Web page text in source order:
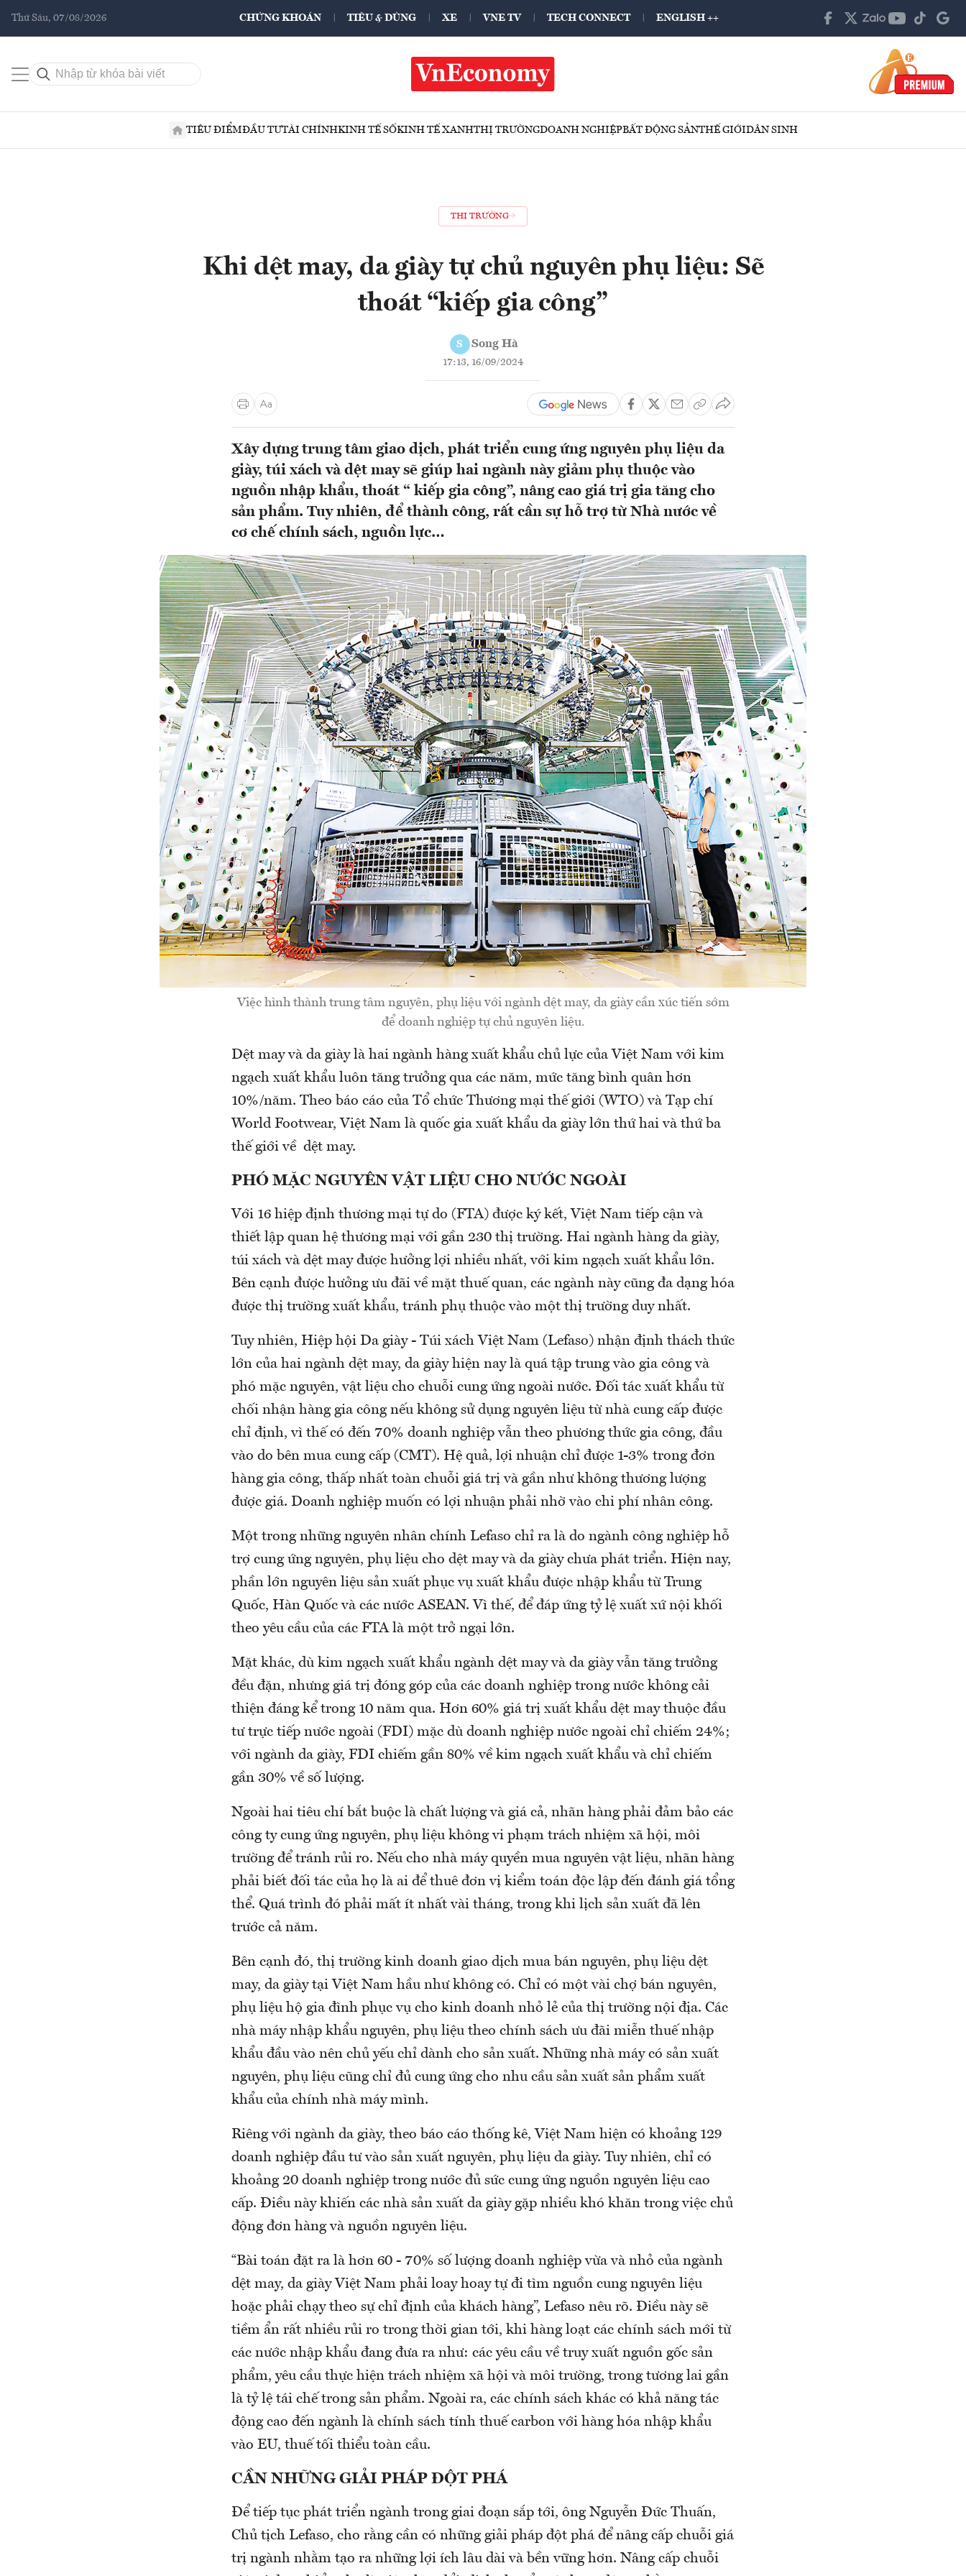
Thứ Sáu, 07/08/2026 CHỨNG KHOÁN TIÊU & DÙNG XE VNE TV TECH CONNECT ENGLISH ++
TIÊU ĐIỂMĐẦU TƯTÀI CHÍNHKINH TẾ SỐKINH TẾ XANHTHỊ TRƯỜNGDOANH NGHIỆPBẤT ĐỘNG SẢNTHẾ GIỚIDÂN SINH
THỊ TRƯỜNG
Khi dệt may, da giày tự chủ nguyên phụ liệu: Sẽ
thoát “kiếp gia công”
S Song Hà
17:13, 16/09/2024
Xây dựng trung tâm giao dịch, phát triển cung ứng nguyên phụ liệu da
giày, túi xách và dệt may sẽ giúp hai ngành này giảm phụ thuộc vào
nguồn nhập khẩu, thoát “ kiếp gia công”, nâng cao giá trị gia tăng cho
sản phẩm. Tuy nhiên, để thành công, rất cần sự hỗ trợ từ Nhà nước về
cơ chế chính sách, nguồn lực…
Việc hình thành trung tâm nguyên, phụ liệu với ngành dệt may, da giày cần xúc tiến sớm
để doanh nghiệp tự chủ nguyên liệu.
Dệt may và da giày là hai ngành hàng xuất khẩu chủ lực của Việt Nam với kim
ngạch xuất khẩu luôn tăng trưởng qua các năm, mức tăng bình quân hơn
10%/năm. Theo báo cáo của Tổ chức Thương mại thế giới (WTO) và Tạp chí
World Footwear, Việt Nam là quốc gia xuất khẩu da giày lớn thứ hai và thứ ba
thế giới về dệt may.
PHÓ MẶC NGUYÊN VẬT LIỆU CHO NƯỚC NGOÀI
Với 16 hiệp định thương mại tự do (FTA) được ký kết, Việt Nam tiếp cận và
thiết lập quan hệ thương mại với gần 230 thị trường. Hai ngành hàng da giày,
túi xách và dệt may được hưởng lợi nhiều nhất, với kim ngạch xuất khẩu lớn.
Bên cạnh được hưởng ưu đãi về mặt thuế quan, các ngành này cũng đa dạng hóa
được thị trường xuất khẩu, tránh phụ thuộc vào một thị trường duy nhất.
Tuy nhiên, Hiệp hội Da giày - Túi xách Việt Nam (Lefaso) nhận định thách thức
lớn của hai ngành dệt may, da giày hiện nay là quá tập trung vào gia công và
phó mặc nguyên, vật liệu cho chuỗi cung ứng ngoài nước. Đối tác xuất khẩu từ
chối nhận hàng gia công nếu không sử dụng nguyên liệu từ nhà cung cấp được
chỉ định, vì thế có đến 70% doanh nghiệp vẫn theo phương thức gia công, đầu
vào do bên mua cung cấp (CMT). Hệ quả, lợi nhuận chỉ được 1-3% trong đơn
hàng gia công, thấp nhất toàn chuỗi giá trị và gần như không thương lượng
được giá. Doanh nghiệp muốn có lợi nhuận phải nhờ vào chi phí nhân công.
Một trong những nguyên nhân chính Lefaso chỉ ra là do ngành công nghiệp hỗ
trợ cung ứng nguyên, phụ liệu cho dệt may và da giày chưa phát triển. Hiện nay,
phần lớn nguyên liệu sản xuất phục vụ xuất khẩu được nhập khẩu từ Trung
Quốc, Hàn Quốc và các nước ASEAN. Vì thế, để đáp ứng tỷ lệ xuất xứ nội khối
theo yêu cầu của các FTA là một trở ngại lớn.
Mặt khác, dù kim ngạch xuất khẩu ngành dệt may và da giày vẫn tăng trưởng
đều đặn, nhưng giá trị đóng góp của các doanh nghiệp trong nước không cải
thiện đáng kể trong 10 năm qua. Hơn 60% giá trị xuất khẩu dệt may thuộc đầu
tư trực tiếp nước ngoài (FDI) mặc dù doanh nghiệp nước ngoài chỉ chiếm 24%;
với ngành da giày, FDI chiếm gần 80% về kim ngạch xuất khẩu và chỉ chiếm
gần 30% về số lượng.
Ngoài hai tiêu chí bắt buộc là chất lượng và giá cả, nhãn hàng phải đảm bảo các
công ty cung ứng nguyên, phụ liệu không vi phạm trách nhiệm xã hội, môi
trường để tránh rủi ro. Nếu cho nhà máy quyền mua nguyên vật liệu, nhãn hàng
phải biết đối tác của họ là ai để thuê đơn vị kiểm toán độc lập đến đánh giá tổng
thể. Quá trình đó phải mất ít nhất vài tháng, trong khi lịch sản xuất đã lên
trước cả năm.
Bên cạnh đó, thị trường kinh doanh giao dịch mua bán nguyên, phụ liệu dệt
may, da giày tại Việt Nam hầu như không có. Chỉ có một vài chợ bán nguyên,
phụ liệu hộ gia đình phục vụ cho kinh doanh nhỏ lẻ của thị trường nội địa. Các
nhà máy nhập khẩu nguyên, phụ liệu theo chính sách ưu đãi miễn thuế nhập
khẩu đầu vào nên chủ yếu chỉ dành cho sản xuất. Những nhà máy có sản xuất
nguyên, phụ liệu cũng chỉ đủ cung ứng cho nhu cầu sản xuất sản phẩm xuất
khẩu của chính nhà máy mình.
Riêng với ngành da giày, theo báo cáo thống kê, Việt Nam hiện có khoảng 129
doanh nghiệp đầu tư vào sản xuất nguyên, phụ liệu da giày. Tuy nhiên, chỉ có
khoảng 20 doanh nghiệp trong nước đủ sức cung ứng nguồn nguyên liệu cao
cấp. Điều này khiến các nhà sản xuất da giày gặp nhiều khó khăn trong việc chủ
động đơn hàng và nguồn nguyên liệu.
“Bài toán đặt ra là hơn 60 - 70% số lượng doanh nghiệp vừa và nhỏ của ngành
dệt may, da giày Việt Nam phải loay hoay tự đi tìm nguồn cung nguyên liệu
hoặc phải chạy theo sự chỉ định của khách hàng”, Lefaso nêu rõ. Điều này sẽ
tiềm ẩn rất nhiều rủi ro trong thời gian tới, khi hàng loạt các chính sách mới từ
các nước nhập khẩu đang đưa ra như: các yêu cầu về truy xuất nguồn gốc sản
phẩm, yêu cầu thực hiện trách nhiệm xã hội và môi trường, trong tương lai gần
là tỷ lệ tái chế trong sản phẩm. Ngoài ra, các chính sách khác có khả năng tác
động cao đến ngành là chính sách tính thuế carbon với hàng hóa nhập khẩu
vào EU, thuế tối thiểu toàn cầu.
CẦN NHỮNG GIẢI PHÁP ĐỘT PHÁ
Để tiếp tục phát triển ngành trong giai đoạn sắp tới, ông Nguyễn Đức Thuấn,
Chủ tịch Lefaso, cho rằng cần có những giải pháp đột phá để nâng cấp chuỗi giá
trị ngành nhằm tạo ra những lợi ích lâu dài và bền vững hơn. Nâng cấp chuỗi